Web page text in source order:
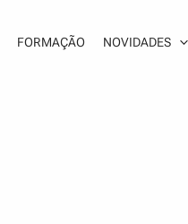
FORMAÇÃO NOVIDADES